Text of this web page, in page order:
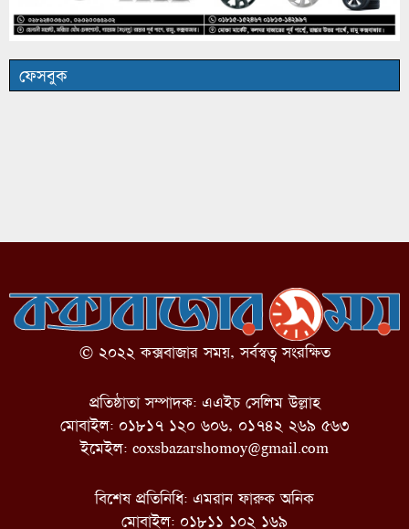
ফেসবুক
© ২০২২ কক্সবাজার সময়, সর্বস্বত্ব সংরক্ষিত
প্রতিষ্ঠাতা সম্পাদক: এএইচ সেলিম উল্লাহ
মোবাইল: ০১৮১৭ ১২০ ৬০৬, ০১৭৪২ ২৬৯ ৫৬৩
ইমেইল: coxsbazarshomoy@gmail.com
বিশেষ প্রতিনিধি: এমরান ফারুক অনিক
মোবাইল: ০১৮১১ ১০২ ১৬৯